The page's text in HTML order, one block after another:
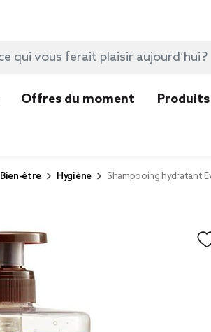
Offres du moment Produits
Bien-être Hygiène Shampooing hydratant